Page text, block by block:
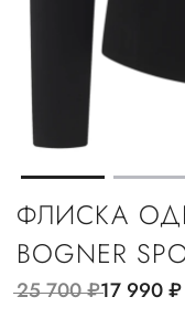
ФЛИСКА
BOGNER
25 700руб.17 990руб.